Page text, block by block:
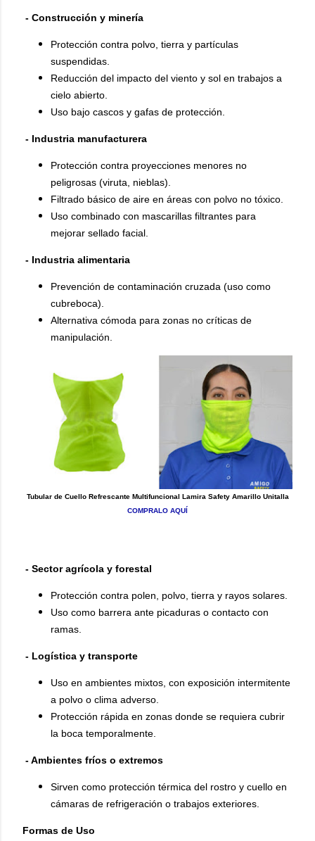
- Construcción y minería
Protección contra polvo, tierra y partículas
suspendidas.
Reducción del impacto del viento y sol en trabajos a
cielo abierto.
Uso bajo cascos y gafas de protección.
- Industria manufacturera
Protección contra proyecciones menores no
peligrosas (viruta, nieblas).
Filtrado básico de aire en áreas con polvo no tóxico.
Uso combinado con mascarillas filtrantes para
mejorar sellado facial.
- Industria alimentaria
Prevención de contaminación cruzada (uso como
cubreboca).
Alternativa cómoda para zonas no críticas de
manipulación.
Tubular de Cuello Refrescante Multifuncional Lamira Safety Amarillo Unitalla
COMPRALO AQUÍ
- Sector agrícola y forestal
Protección contra polen, polvo, tierra y rayos solares.
Uso como barrera ante picaduras o contacto con
ramas.
- Logística y transporte
Uso en ambientes mixtos, con exposición intermitente
a polvo o clima adverso.
Protección rápida en zonas donde se requiera cubrir
la boca temporalmente.
- Ambientes fríos o extremos
Sirven como protección térmica del rostro y cuello en
cámaras de refrigeración o trabajos exteriores.
Formas de Uso